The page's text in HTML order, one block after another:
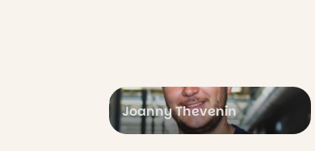
Joanny Thevenin